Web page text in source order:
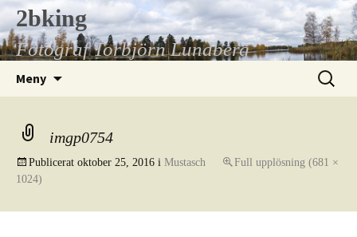
Hoppa
till
innehåll
2bking
Fotograf Torbjörn Lundberg
Meny
Sök
efter:
imgp0754
Publicerat oktober 25, 2016 i Mustasch
Full upplösning (681 ×
1024)